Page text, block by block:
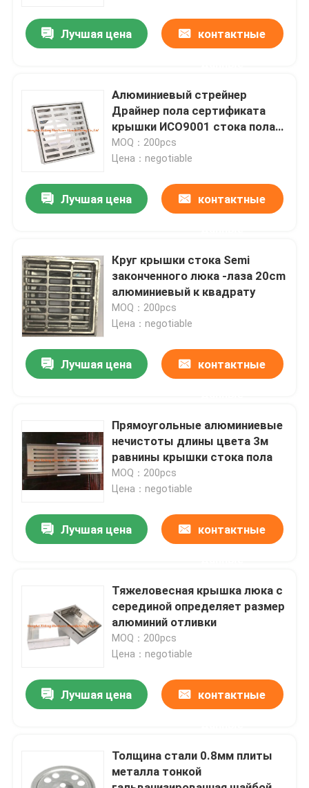
Продукты
О нас
Путешествие фабрики
Свяжитесь мы
Спросите цитату
Алюминиевая панель доступа
Аксессуары гипсокартона
Лучшая цена контактные
Алюминиевый стрейнер
Драйнер пола сертификата
крышки ИСО9001 стока пола
квадрата металла
MOQ：200pcs
Цена：negotiable
Лучшая цена контактные
Круг крышки стока Semi
законченного люка -лаза 20cm
алюминиевый к квадрату
MOQ：200pcs
Цена：negotiable
Лучшая цена контактные
Прямоугольные алюминиевые
нечистоты длины цвета 3м
равнины крышки стока пола
MOQ：200pcs
Цена：negotiable
Лучшая цена контактные
Тяжеловесная крышка люка с
серединой определяет размер
алюминий отливки
MOQ：200pcs
Цена：negotiable
Лучшая цена контактные
Толщина стали 0.8мм плиты
металла тонкой